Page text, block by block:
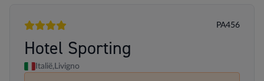
4 sterren
PA456
Hotel Sporting
Italië, Livigno